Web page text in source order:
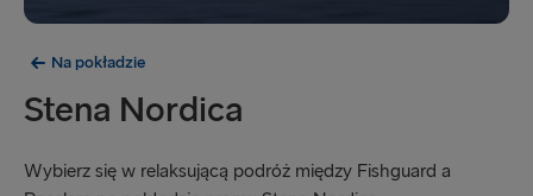
Na pokładzie
Stena Nordica
Wybierz się w relaksującą podróż między Fishguard a